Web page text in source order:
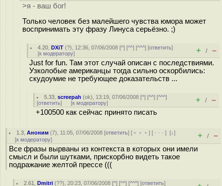
>я - ваш бог!
Только человек без малейшего чувства юмора может
воспринимать эту фразу Линуса серьёзно. ;)
4.20 ,DXiT (?), 12:36, 07/06/2008 [^] [^^] [^^^] [ответить]
[к модератору] + / –
Just for fun. Там этот случай описан с последствиями.
Узколобые американцы тогда сильно оскорбились:
скудоумие не требующее доказательств ...
5.33 ,screepah (ok), 13:19, 07/06/2008 [^] [^^] [^^^]
[ответить] [к модератору] + / –
+100500 как сейчас принято писать
1.3 ,Аноним (7), 11:05, 07/06/2008 [ответить] [ ﹢﹢﹢] [ · · ·][↓]
[к модератору] + / –
Все фразы вырваны из контекста в которых они имели
смысл и были шутками, прискорбно видеть такое
подражание желтой прессе (((
2.61 ,Dmitri (??), 20:23, 07/06/2008 [^] [^^] [^^^] [ответить]